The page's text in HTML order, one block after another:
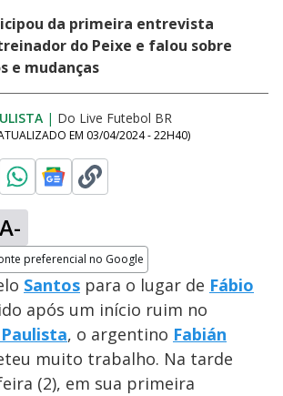
da primeira entrevista
do Peixe e falou sobre
e mudanças
| Do Live Futebol BR
EM 03/04/2024 - 22H40)
A-
preferencial no Google
Santos para o lugar de Fábio
após um início ruim no
, o argentino Fabián
muito trabalho. Na tarde
(2), em sua primeira